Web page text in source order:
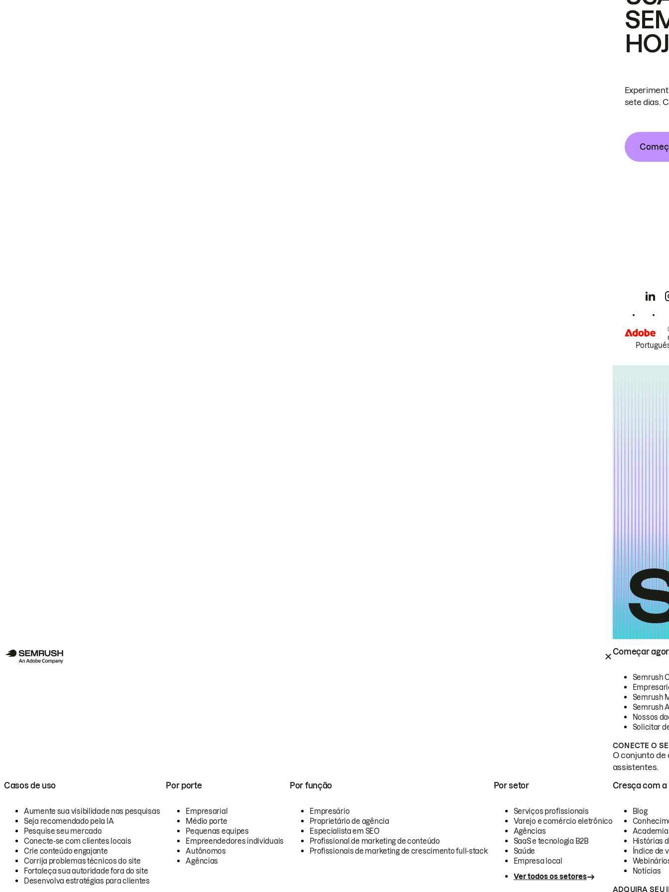
Começar
Semrush
Semrush
Semrush
Nossos
Solicitar
CONECTE O
O conjunto de
assistentes.
Casos de uso
Aumente sua visibilidade nas pesquisas
Seja recomendado pela IA
Pesquise seu mercado
Conecte-se com clientes locais
Crie conteúdo engajante
Corrija problemas técnicos do site
Fortaleça sua autoridade fora do site
Desenvolva estratégias para clientes
Por porte
Empresarial
Médio porte
Pequenas equipes
Empreendedores individuais
Autônomos
Agências
Por função
Empresário
Proprietário de agência
Especialista em SEO
Profissional de marketing de conteúdo
Profissionais de marketing de crescimento full-stack
Por setor
Serviços profissionais
Varejo e comércio eletrônico
Agências
SaaS e tecnologia B2B
Saúde
Empresa local
Ver todos os setores
Cresça com a
Blog
Academia
Histórias
Índice de
Notícias
ADQUIRA SEU
sete dias.